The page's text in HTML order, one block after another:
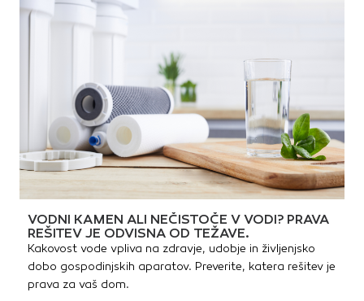
VODNI KAMEN ALI NEČISTOČE V VODI? PRAVA
REŠITEV JE ODVISNA OD TEŽAVE.
Kakovost vode vpliva na zdravje, udobje in življenjsko
dobo gospodinjskih aparatov. Preverite, katera rešitev je
prava za vaš dom.